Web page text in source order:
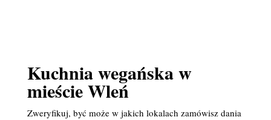
Kuchnia wegańska w
mieście Wleń
Zweryfikuj, być może w jakich lokalach zamówisz dania